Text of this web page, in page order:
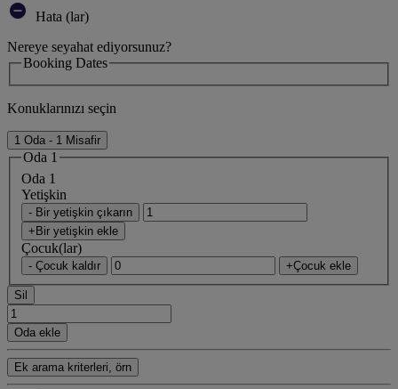
Hata (lar)
Nereye seyahat ediyorsunuz?
Booking Dates
Konuklarınızı seçin
1 Oda - 1 Misafir
Oda 1
Oda 1
Yetişkin
- Bir yetişkin çıkarın
+Bir yetişkin ekle
Çocuk(lar)
- Çocuk kaldır +Çocuk ekle
Sil
Oda ekle
Ek arama kriterleri, örn